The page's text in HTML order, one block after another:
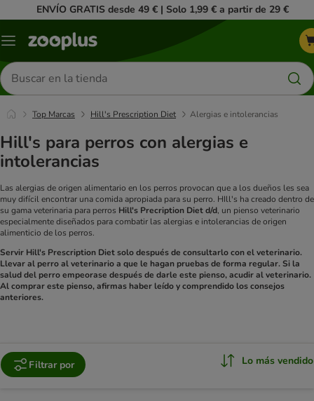
ENVÍO GRATIS desde 49 € | Solo 1,99 € a partir de 29 €
Menú
Buscar
productos
Top Marcas Hill's Prescription Diet Alergias e intolerancias
Hill's para perros con alergias e
intolerancias
Las alergias de origen alimentario en los perros provocan que a los dueños les sea
muy difícil encontrar una comida apropiada para su perro. HIll's ha creado dentro de
su gama veterinaria para perros Hill's Precription Diet d/d, un pienso veterinario
especialmente diseñados para combatir las alergias e intolerancias de origen
alimenticio de los perros.
Servir Hill's Prescription Diet solo después de consultarlo con el veterinario.
Llevar al perro al veterinario a que le hagan pruebas de forma regular. Si la
salud del perro empeorase después de darle este pienso, acudir al veterinario.
Al comprar este pienso, afirmas haber leído y comprendido los consejos
anteriores.
Filtrar por Lo más vendido